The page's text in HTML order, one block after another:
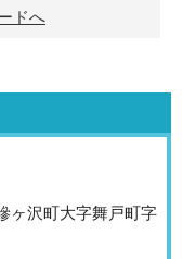
ドへ
ヶ沢町大字舞戸町字